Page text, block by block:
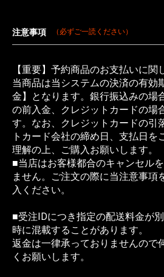
注意事項 （必ずご一読ください）
【重要】予約商品のお支払いに関
当商品は当システムの決済の有効
金】となります。銀行振込みの場
の前入金、クレジットカードの場
す。なお、クレジットカードの引
トカード会社の締め日、支払日を
理解の上、ご購入お願いします。
■当店はお客様都合のキャンセル
ません。ご注文の際に当注意事項
入ください。
■受注IDにつき指定の配送料金が
時に混載することがあります。
返金は一律承っておりませんので
くお願いします。